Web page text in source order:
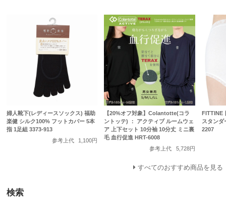
婦人靴下(レディースソックス) 福助
楽健 シルク100% フットカバー 5本
指 1足組 3373-913
参考上代
1,100円
【20%オフ対象】Colantotte(コラ
ントッテ) ： アクティブ ルームウェ
ア 上下セット 10分袖 10分丈 ミニ裏
毛 血行促進 HRT-6008
参考上代
5,728円
FITTINE
スタンダ
2207
すべてのおすすめ商品を見る
検索